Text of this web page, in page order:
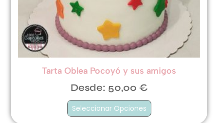
Tarta Oblea Pocoyó y sus amigos
Desde: 50,00 €
Seleccionar Opciones